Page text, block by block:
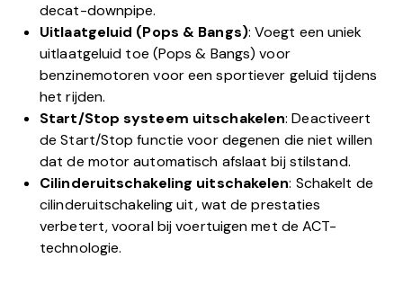
decat-downpipe.
Uitlaatgeluid (Pops & Bangs): Voegt een uniek
uitlaatgeluid toe (Pops & Bangs) voor
benzinemotoren voor een sportiever geluid tijdens
het rijden.
Start/Stop systeem uitschakelen: Deactiveert
de Start/Stop functie voor degenen die niet willen
dat de motor automatisch afslaat bij stilstand.
Cilinderuitschakeling uitschakelen: Schakelt de
cilinderuitschakeling uit, wat de prestaties
verbetert, vooral bij voertuigen met de ACT-
technologie.